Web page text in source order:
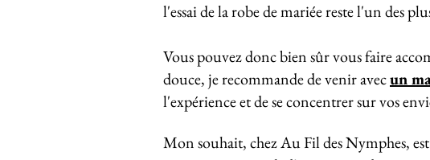
l'essai de la robe de mariée reste l'un des
Vous pouvez donc bien sûr vous faire
douce, je recommande de venir avecun
l'expérience et de se concentrer sur vos
Mon souhait, chez Au Fil des Nymphes,